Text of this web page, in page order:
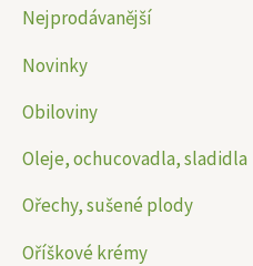
Nejprodávanější
Novinky
Obiloviny
Oleje, ochucovadla, sladidla
Ořechy, sušené plody
Oříškové krémy